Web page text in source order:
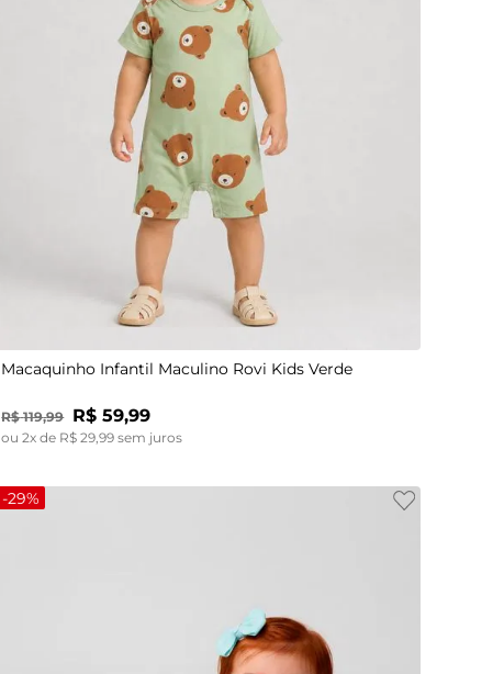
P
Macaquinho Infantil Maculino Rovi Kids Verde
R$ 119,99 R$ 59,99
ou2x de R$ 29,99 sem juros
-29%